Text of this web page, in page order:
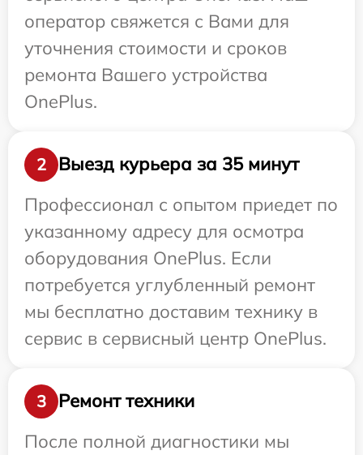
оператор свяжется с Вами для
уточнения стоимости и сроков
ремонта Вашего устройства
OnePlus.
2
Выезд курьера за 35 минут
Профессионал с опытом приедет по
указанному адресу для осмотра
оборудования OnePlus. Если
потребуется углубленный ремонт
мы бесплатно доставим технику в
сервис в сервисный центр OnePlus.
3
Ремонт техники
После полной диагностики мы